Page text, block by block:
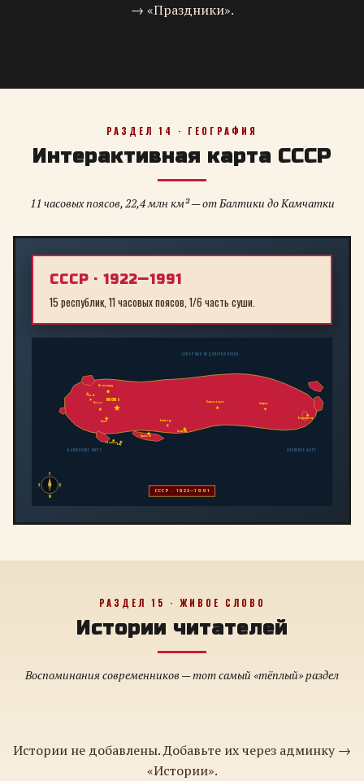
→ «Праздники».
РАЗДЕЛ 14 · ГЕОГРАФИЯ
Интерактивная карта СССР
11 часовых поясов, 22,4 млн км² — от Балтики до Камчатки
СССР · 1922—1991
15 республик, 11 часовых поясов, 1/6 часть суши.
МОСКВА
Ленинград
Киев
Минск
Ташкент
Алма-Ата
Байконур
Новосибирск Иркутск
Владивосток
ТбилисиБаку
Рига
С
Ю
З
В
СССР · 1922—1991
БАЛТИЙСКОЕ МОРЕ
СЕВЕРНЫЙ ЛЕДОВИТЫЙ ОКЕАН
ЯПОНСКОЕ МОРЕ
РАЗДЕЛ 15 · ЖИВОЕ СЛОВО
Истории читателей
Воспоминания современников — тот самый «тёплый» раздел
Истории не добавлены. Добавьте их через админку →
«Истории».